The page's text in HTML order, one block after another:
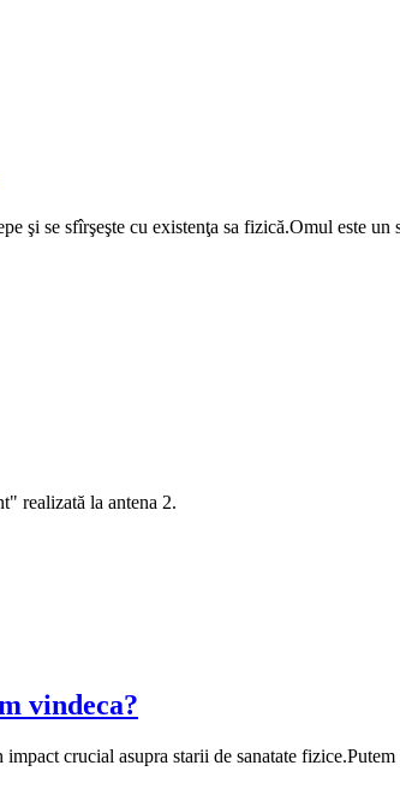
şi se sfîrşeşte cu existenţa sa fizică.Omul este
realizată la antena 2.
vindeca?
crucial asupra starii de sanatate